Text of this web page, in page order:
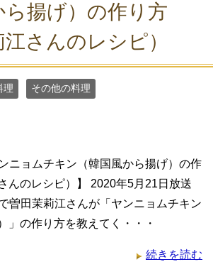
ら揚げ）の作り方
江さんのレシピ）
理 その他の料理
ニョムチキン（韓国風から揚げ）の作
んのレシピ）】 2020年5月21日放送
曽田茉莉江さんが「ヤンニョムチキン
」の作り方を教えてく・・・
続きを読む